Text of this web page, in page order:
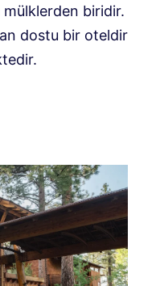
biridir.
dostu bir oteldir